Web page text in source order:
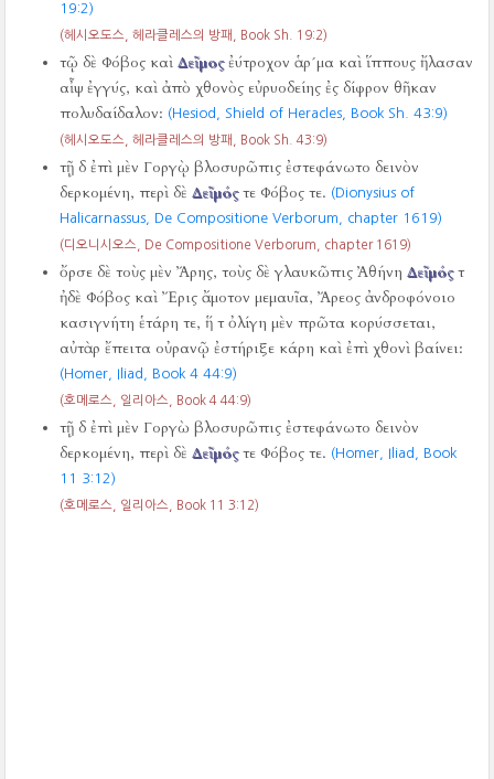
19:2)
(헤시오도스, 헤라클레스의 방패, Book Sh. 19:2)
τῷ δὲ Φόβος καὶΔεῖμοςἐύτροχον ἁρ´μα καὶ ἵππους ἤλασαν
αἶψ ἐγγύς, καὶ ἀπὸ χθονὸς εὐρυοδείης ἐς δίφρον θῆκαν
πολυδαίδαλον: (Hesiod, Shield of Heracles, Book Sh. 43:9)
(헤시오도스, 헤라클레스의 방패, Book Sh. 43:9)
τῇ δ ἐπὶ μὲν Γοργῲ βλοσυρῶπις ἐστεφάνωτο δεινὸν
δερκομένη, περὶ δὲΔεῖμόςτε Φόβος τε. (Dionysius of
Halicarnassus, De Compositione Verborum, chapter 1619)
(디오니시오스, De Compositione Verborum, chapter 1619)
ὄρσε δὲ τοὺς μὲν Ἄρης, τοὺς δὲ γλαυκῶπις ἈθήνηΔεῖμόςτ
ἠδὲ Φόβος καὶ Ἔρις ἄμοτον μεμαυῖα, Ἄρεος ἀνδροφόνοιο
κασιγνήτη ἑτάρη τε, ἥ τ ὀλίγη μὲν πρῶτα κορύσσεται,
αὐτὰρ ἔπειτα οὐρανῷ ἐστήριξε κάρη καὶ ἐπὶ χθονὶ βαίνει:
(Homer, Iliad, Book 4 44:9)
(호메로스, 일리아스, Book 4 44:9)
τῇ δ ἐπὶ μὲν Γοργὼ βλοσυρῶπις ἐστεφάνωτο δεινὸν
δερκομένη, περὶ δὲΔεῖμόςτε Φόβος τε. (Homer, Iliad, Book
11 3:12)
(호메로스, 일리아스, Book 11 3:12)